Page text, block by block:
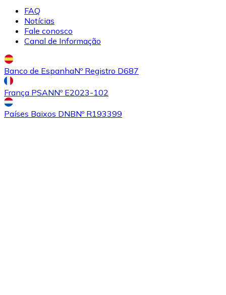
FAQ
Notícias
Fale conosco
Canal de Informação
Banco de EspanhaNº Registro D687
França PSANNº E2023-102
Países Baixos DNBNº R193399